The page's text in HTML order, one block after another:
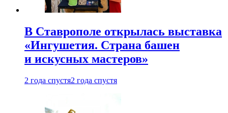
В Ставрополе открылась выставка
«Ингушетия. Страна башен
и искусных мастеров»
2 года спустя2 года спустя